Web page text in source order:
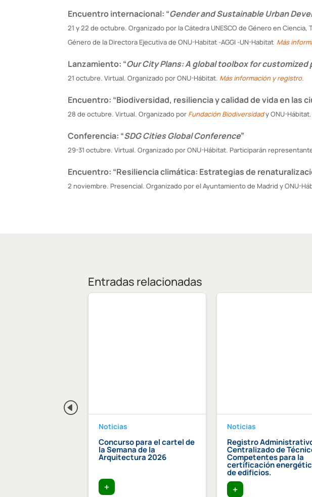
Encuentro internacional: “Gender and Sustainable Urban
21 y 22 de octubre. Organizado por la Cátedra UNESCO de Género en
Género de la Directora Ejecutiva de ONU-Habitat -AGGI -UN-Habitat Más
Lanzamiento: “Our City Plans: A global toolbox for
21 octubre. Virtual. Organizado por ONU-Hábitat. Más información y registro.
Encuentro: “Biodiversidad, resiliencia y calidad de vida en las
28 de octubre. Virtual. Organizado por Fundación Biodiversidady ONU-
Conferencia: “SDG Cities Global Conference”
29-31 octubre. Virtual. Organizado por ONU-Hábitat. Participarán
Encuentro: “Resiliencia climática: Estrategias de
2 noviembre. Presencial. Organizado por el Ayuntamiento de Madrid y ONU-
Entradas relacionadas
Noticias
Concurso para el cartel de
la Semana de la
Arquitectura 2026
+
Noticias
Registro
Centralizado de
Competentes para la
certificación
de edificios.
+